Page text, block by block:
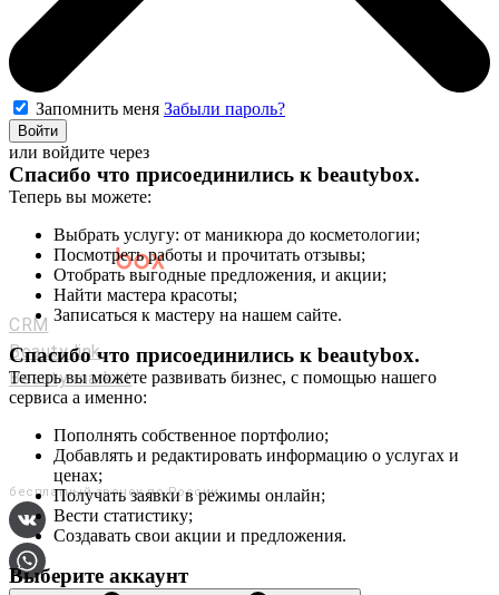
Мастерам и салонам
CRM
Beauty link
Beauty market
Приложение
Мы в соц. сетях
+7 (800) 551-80-29
бесплатный звонок по России
Запомнить меня Забыли пароль?
Войти
или войдите через
Спасибо что присоединились к beautybox.
Теперь вы можете:
Выбрать услугу: от маникюра до косметологии;
Посмотреть работы и прочитать отзывы;
Отобрать выгодные предложения, и акции;
Найти мастера красоты;
Записаться к мастеру на нашем сайте.
Спасибо что присоединились к beautybox.
Теперь вы можете развивать бизнес, с помощью нашего
сервиса а именно:
Пополнять собственное портфолио;
Добавлять и редактировать информацию о услугах и
ценах;
Получать заявки в режимы онлайн;
Вести статистику;
Создавать свои акции и предложения.
Выберите аккаунт